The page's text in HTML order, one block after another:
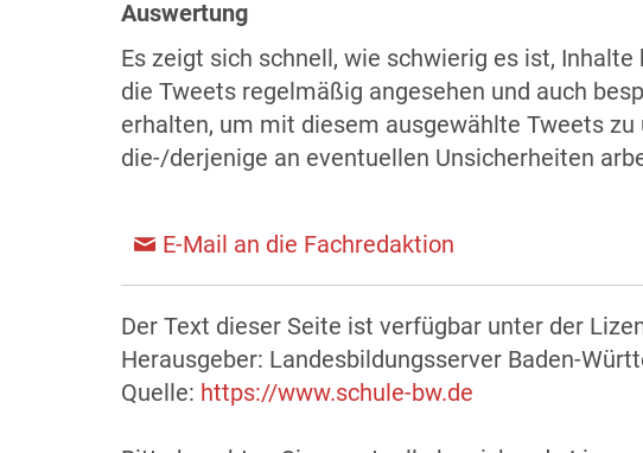
Auswertung
Es zeigt sich schnell, wie schwierig es ist,
die Tweets regelmäßig angesehen und auch
erhalten, um mit diesem ausgewählte Tweets
die-/derjenige an eventuellen Unsicherheiten
E-Mail an die Fachredaktion
Der Text dieser Seite ist verfügbar unter der
Herausgeber: Landesbildungsserver Baden-
Quelle: https://www.schule-bw.de